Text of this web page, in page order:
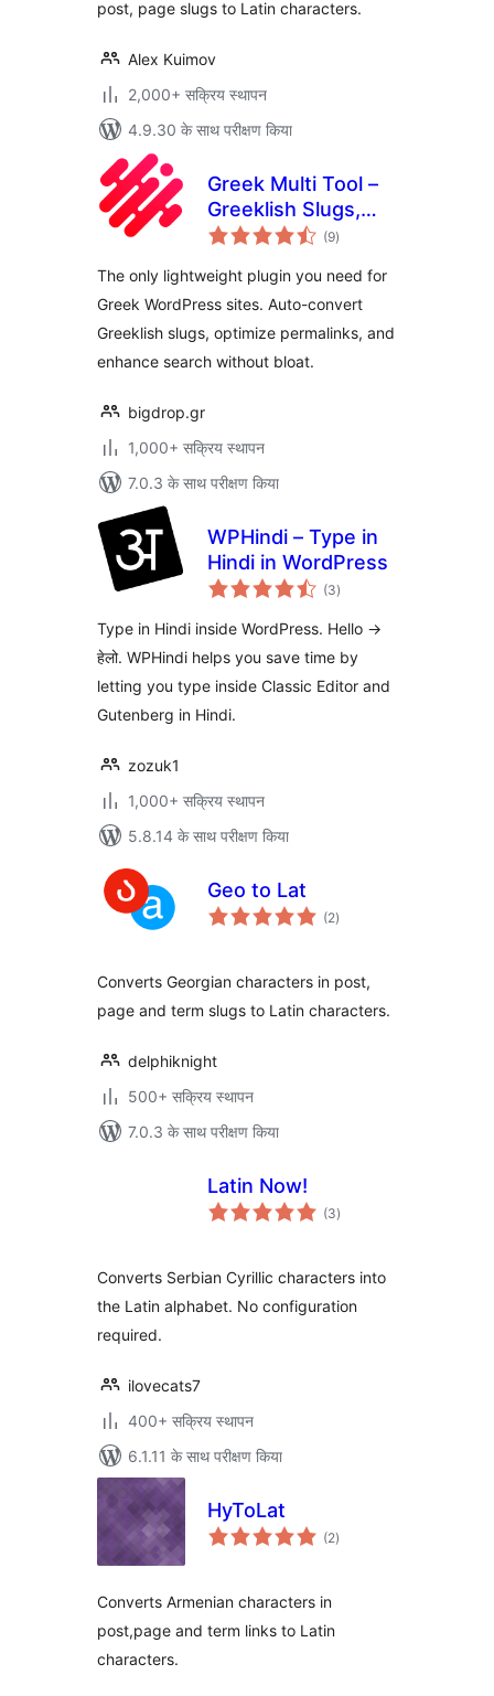
post, page slugs to Latin characters.
Alex Kuimov
2,000+ सक्रिय स्थापन
4.9.30 के साथ परीक्षण किया
Greek Multi Tool –
Greeklish Slugs,
Permalinks &(9कुल
दर)
The only lightweight plugin you need for
Greek WordPress sites. Auto-convert
Greeklish slugs, optimize permalinks, and
enhance search without bloat.
bigdrop.gr
1,000+ सक्रिय स्थापन
7.0.3 के साथ परीक्षण किया
WPHindi – Type in
Hindi in WordPress
(3कुल
दर)
Type in Hindi inside WordPress. Hello ->
हेलो. WPHindi helps you save time by
letting you type inside Classic Editor and
Gutenberg in Hindi.
zozuk1
1,000+ सक्रिय स्थापन
5.8.14 के साथ परीक्षण किया
Geo to Lat
(2कुल
दर)
Converts Georgian characters in post,
page and term slugs to Latin characters.
delphiknight
500+ सक्रिय स्थापन
7.0.3 के साथ परीक्षण किया
Latin Now!
(3कुल
दर)
Converts Serbian Cyrillic characters into
the Latin alphabet. No configuration
required.
ilovecats7
400+ सक्रिय स्थापन
6.1.11 के साथ परीक्षण किया
HyToLat
(2कुल
दर)
Converts Armenian characters in
post,page and term links to Latin
characters.